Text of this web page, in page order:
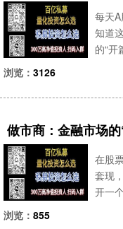
每天
知道
的“
浏览： 3126
做市商：金融市场
在股
套现
开一
浏览： 855